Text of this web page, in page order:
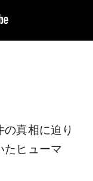
真相に迫り
たヒューマ